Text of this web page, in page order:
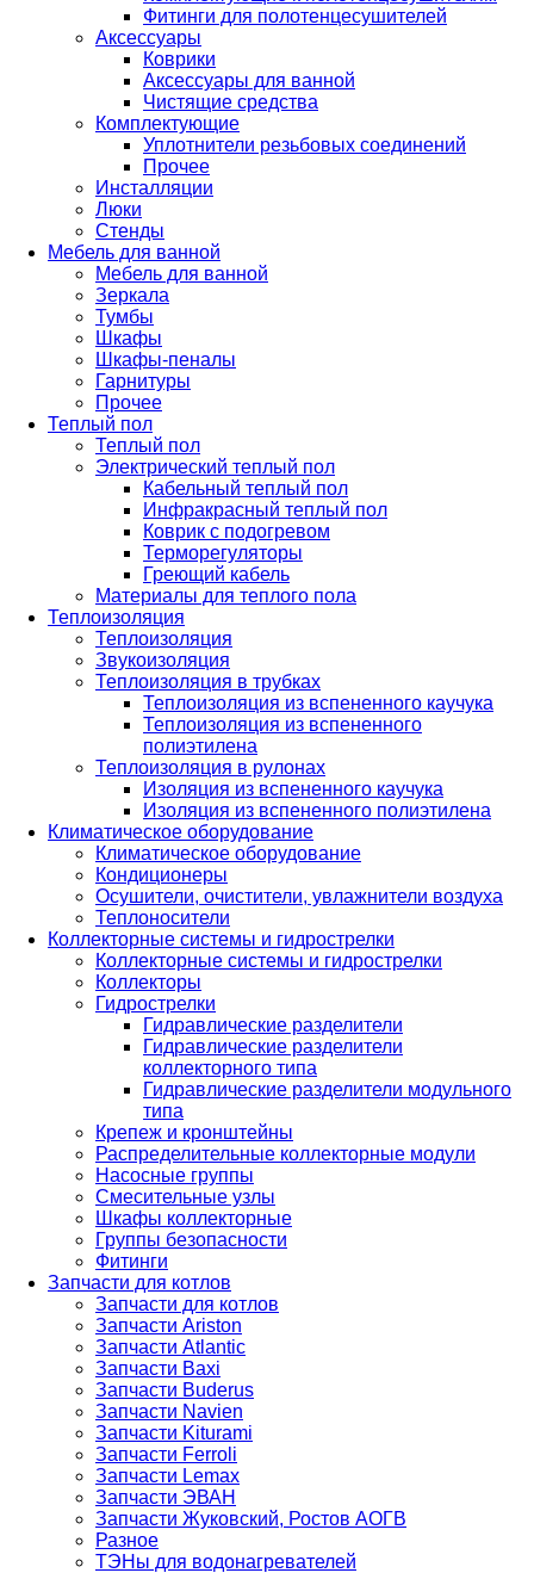
Фитинги для полотенцесушителей
Аксессуары
Коврики
Аксессуары для ванной
Чистящие средства
Комплектующие
Уплотнители резьбовых соединений
Прочее
Инсталляции
Люки
Стенды
Мебель для ванной
Мебель для ванной
Зеркала
Тумбы
Шкафы
Шкафы-пеналы
Гарнитуры
Прочее
Теплый пол
Теплый пол
Электрический теплый пол
Кабельный теплый пол
Инфракрасный теплый пол
Коврик с подогревом
Терморегуляторы
Греющий кабель
Материалы для теплого пола
Теплоизоляция
Теплоизоляция
Звукоизоляция
Теплоизоляция в трубках
Теплоизоляция из вспененного каучука
Теплоизоляция из вспененного
полиэтилена
Теплоизоляция в рулонах
Изоляция из вспененного каучука
Изоляция из вспененного полиэтилена
Климатическое оборудование
Климатическое оборудование
Кондиционеры
Осушители, очистители, увлажнители воздуха
Теплоносители
Коллекторные системы и гидрострелки
Коллекторные системы и гидрострелки
Коллекторы
Гидрострелки
Гидравлические разделители
Гидравлические разделители
коллекторного типа
Гидравлические разделители модульного
типа
Крепеж и кронштейны
Распределительные коллекторные модули
Насосные группы
Смесительные узлы
Шкафы коллекторные
Группы безопасности
Фитинги
Запчасти для котлов
Запчасти для котлов
Запчасти Ariston
Запчасти Atlantic
Запчасти Baxi
Запчасти Buderus
Запчасти Navien
Запчасти Kiturami
Запчасти Ferroli
Запчасти Lemax
Запчасти ЭВАН
Запчасти Жуковский, Ростов АОГВ
Разное
ТЭНы для водонагревателей